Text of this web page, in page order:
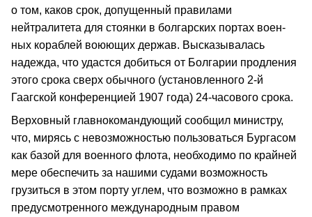
о том, каков срок, допущенный правилами
нейтралитета для стоянки в болгарских портах воен­
ных кораблей воюющих держав. Высказывалась
надежда, что удастся добиться от Болгарии продления
этого срока сверх обычного (установленного 2‑й
Гаагской конференцией 1907 года) 24‑часового срока.
Верховный главнокомандующий сообщил министру,
что, мирясь с невозможностью пользоваться Бургасом
как базой для военного флота, необходимо по крайней
мере обеспечить за нашими судами возможность
грузиться в этом порту углем, что возможно в рамках
предусмотренного международным правом